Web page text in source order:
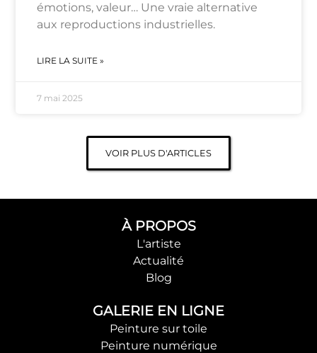
émotions, valeur… Une vraie alternative
aux reproductions industrielles.
LIRE LA SUITE »
7 mai 2025
VOIR PLUS D'ARTICLES
À PROPOS
L'artiste
Actualité
Blog
GALERIE EN LIGNE
Peinture sur toile
Peinture numérique